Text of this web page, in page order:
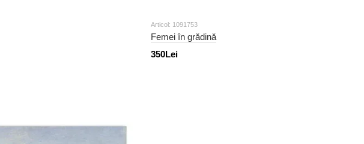
Articol: 1091753
Femei în grădină
350Lei